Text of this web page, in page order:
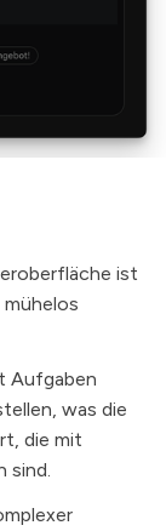
ist
Aufgaben
was die
die mit
sind.